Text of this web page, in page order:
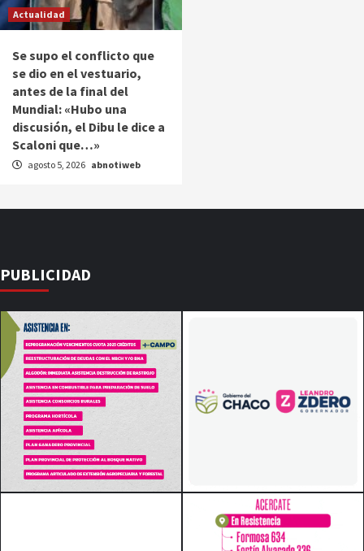
Actualidad
Se supo el conflicto que
se dio en el vestuario,
antes de la final del
Mundial: «Hubo una
discusión, el Dibu le dice a
Scaloni que…»
agosto 5, 2026 abnotiweb
PUBLICIDAD